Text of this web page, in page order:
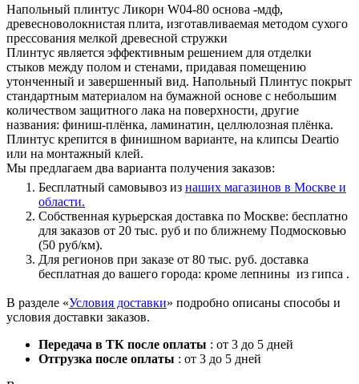
Напольный плинтус Ликорн W04-80 основа -мдф,
древесноволокнистая плита, изготавливаемая методом сухого
прессования мелкой древесной стружки
Плинтус является эффективным решением для отделки
стыков между полом и стенами, придавая помещению
утонченный и завершенный вид. Напольный Плинтус покрыт
стандартным материалом на бумажной основе с небольшим
количеством защитного лака на поверхности, другие
названия: финиш-плёнка, ламинатин, целлюлозная плёнка.
Плинтус крепится в финишном варианте, на клипсы Deartio
или на монтажный клей.
Мы предлагаем два варианта получения заказов:
Бесплатный самовывоз из наших магазинов в Москве и
области.
Собственная курьерская доставка по Москве: бесплатно
для заказов от 20 тыс. руб и по ближнему Подмосковью
(50 руб/км).
Для регионов при заказе от 80 тыс. руб. доставка
бесплатная до вашего города: кроме лепнины из гипса .
В разделе «Условия доставки» подробно описаны способы и
условия доставки заказов.
Передача в ТК после оплаты : от 3 до 5 дней
Отгрузка после оплаты : от 3 до 5 дней